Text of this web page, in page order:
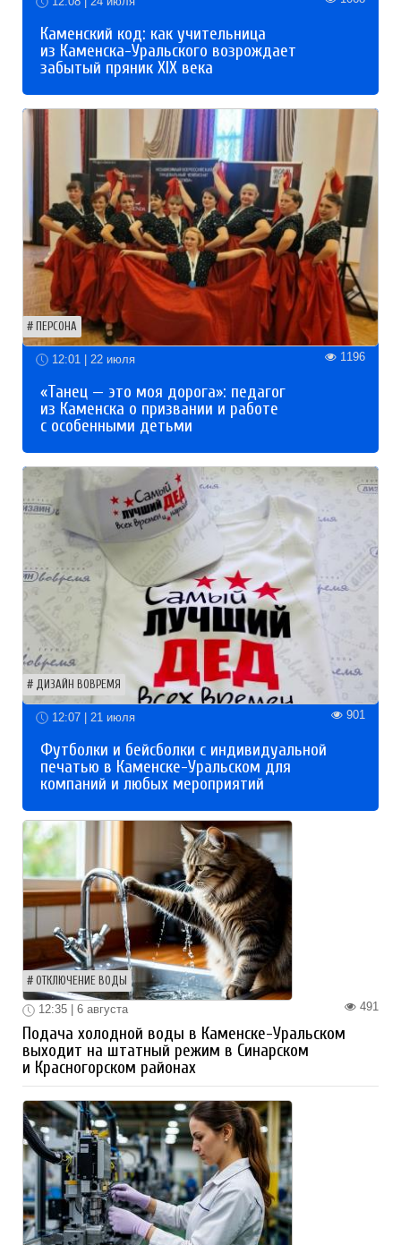
Каменский код: как учительница
из Каменска-Уральского возрождает
забытый пряник XIX века
ПЕРСОНА
12:01 | 22 июля 1196
«Танец — это моя дорога»: педагог
из Каменска о призвании и работе
с особенными детьми
ДИЗАЙН ВОВРЕМЯ
12:07 | 21 июля 901
Футболки и бейсболки с индивидуальной
печатью в Каменске-Уральском для
компаний и любых мероприятий
ОТКЛЮЧЕНИЕ ВОДЫ
491
12:35 | 6 августа
Подача холодной воды в Каменске-Уральском
выходит на штатный режим в Синарском
и Красногорском районах